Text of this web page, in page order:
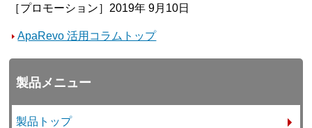
［プロモーション］2019年 9月10日
ApaRevo 活用コラムトップ
製品メニュー
製品トップ